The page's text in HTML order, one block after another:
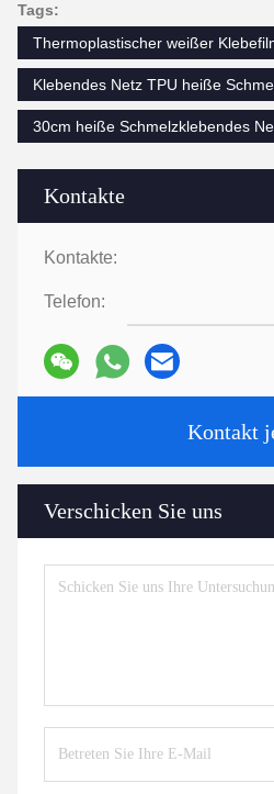
Kontakte
Kontakte:
Telefon:
Kontakt
Verschicken Sie uns
Tags:
Thermoplastischer weißer
Klebendes Netz TPU heiße
30cm heiße Schmelzklebendes